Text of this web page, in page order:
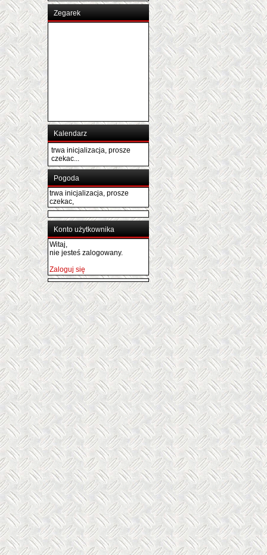
Zegarek
Kalendarz
trwa inicjalizacja, prosze
czekac...
Pogoda
trwa inicjalizacja, prosze
czekac,
Konto użytkownika
Witaj,
nie jesteś zalogowany.
Zaloguj się